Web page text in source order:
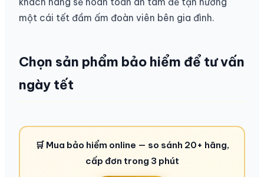
một cái tết đầm ấm đoàn viên bên gia đình.
Chọn sản phẩm bảo hiểm để tư vấn
ngày tết
🛒 Mua bảo hiểm online — so sánh 20+ hãng,
cấp đơn trong 3 phút